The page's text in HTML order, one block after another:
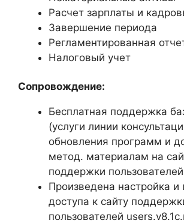
Расчет зарплаты и
Завершение периода
Регламентированная
Налоговый учет
Сопровождение:
Бесплатная поддержка
(услуги линии
обновления программ и
метод. материалам на
поддержки
Произведена настройка и
доступа к сайту
пользователей